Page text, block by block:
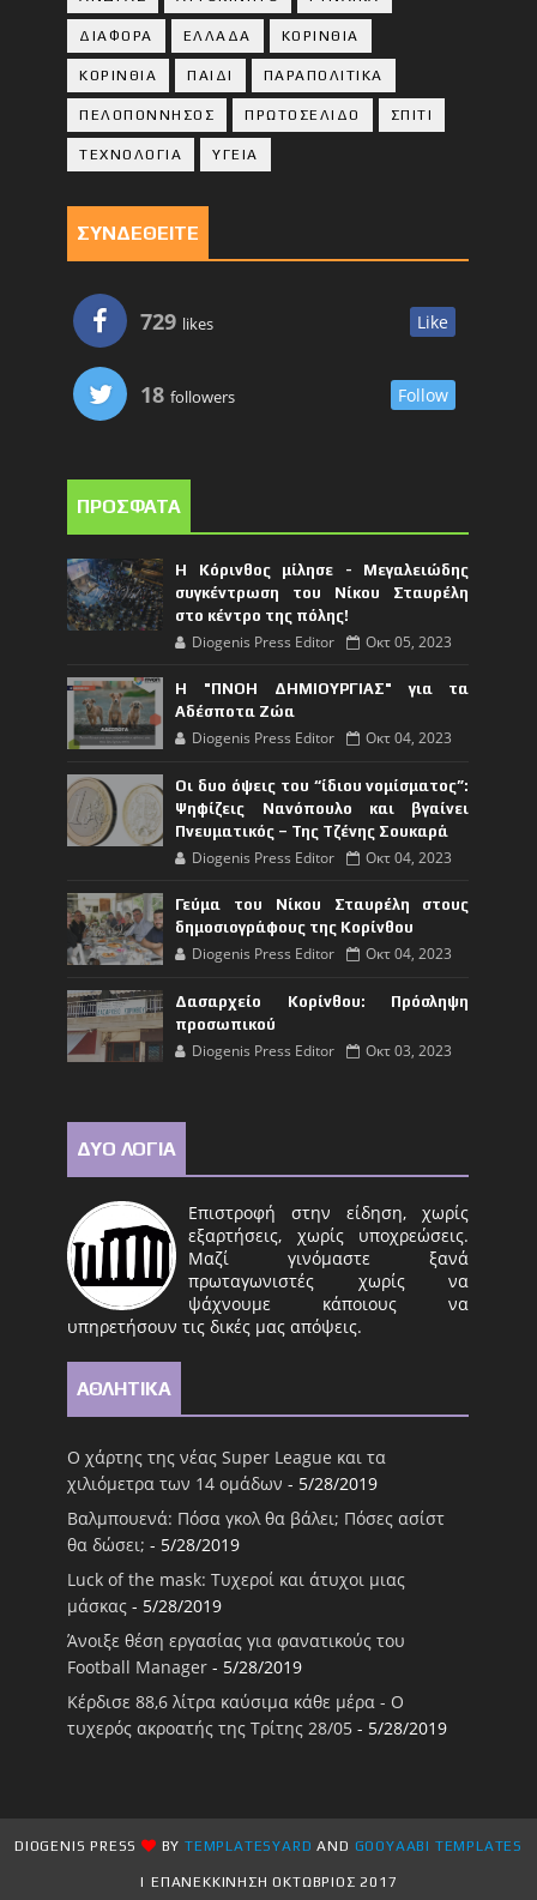
ΔΙΑΦΟΡΑ ΕΛΛΑΔΑ ΚΟΡΙΝΘΙΑ
ΚΟΡΙΝΘΙA ΠΑΙΔΙ ΠΑΡΑΠΟΛΙΤΙΚΑ
ΠΕΛΟΠΟΝΝΗΣΟΣ ΠΡΩΤΟΣΕΛΙΔΟ ΣΠΙΤΙ
ΤΕΧΝΟΛΟΓΙΑ ΥΓΕΙΑ
ΣΥΝΔΕΘΕΙΤΕ
729 likes Like
18 followers Follow
ΠΡΟΣΦΑΤΑ
Η Κόρινθος μίλησε - Μεγαλειώδης
συγκέντρωση του Νίκου Σταυρέλη
στο κέντρο της πόλης!
Diogenis Press Editor Οκτ 05, 2023
Η "ΠΝΟΗ ΔΗΜΙΟΥΡΓΙΑΣ" για τα
Αδέσποτα Ζώα
Diogenis Press Editor Οκτ 04, 2023
Οι δυο όψεις του “ίδιου νομίσματος”:
Ψηφίζεις Νανόπουλο και βγαίνει
Πνευματικός – Της Τζένης Σουκαρά
Diogenis Press Editor Οκτ 04, 2023
Γεύμα του Νίκου Σταυρέλη στους
δημοσιογράφους της Κορίνθου
Diogenis Press Editor Οκτ 04, 2023
Δασαρχείο Κορίνθου: Πρόσληψη
προσωπικού
Diogenis Press Editor Οκτ 03, 2023
ΔΥΟ ΛΟΓΙΑ
Επιστροφή στην είδηση, χωρίς
εξαρτήσεις, χωρίς υποχρεώσεις.
Μαζί γινόμαστε ξανά
πρωταγωνιστές χωρίς να
ψάχνουμε κάποιους να
υπηρετήσουν τις δικές μας απόψεις.
ΑΘΛΗΤΙΚΑ
Ο χάρτης της νέας Super League και τα
χιλιόμετρα των 14 ομάδων - 5/28/2019
Βαλμπουενά: Πόσα γκολ θα βάλει; Πόσες ασίστ
θα δώσει; - 5/28/2019
Luck of the mask: Τυχεροί και άτυχοι μιας
μάσκας - 5/28/2019
Άνοιξε θέση εργασίας για φανατικούς του
Football Μanager - 5/28/2019
Κέρδισε 88,6 λίτρα καύσιμα κάθε μέρα - Ο
τυχερός ακροατής της Τρίτης 28/05 - 5/28/2019
DIOGENIS PRESS BYTEMPLATESYARD AND GOOYAABI TEMPLATES
| ΕΠΑΝΕΚΚΙΝΗΣΗ ΟΚΤΩΒΡΙΟΣ 2017